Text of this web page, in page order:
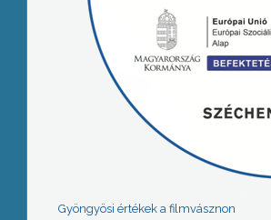
Gyöngyösi értékek a filmvásznon